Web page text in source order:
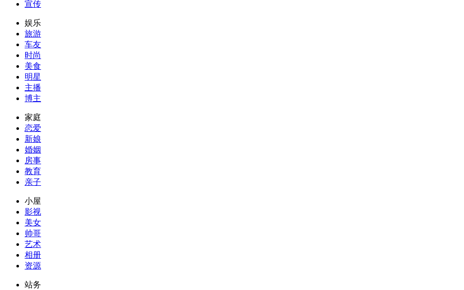
宣传
娱乐
旅游
车友
时尚
美食
明星
主播
博主
家庭
恋爱
新娘
婚姻
房事
教育
亲子
小屋
影视
美女
帅哥
艺术
相册
资源
站务